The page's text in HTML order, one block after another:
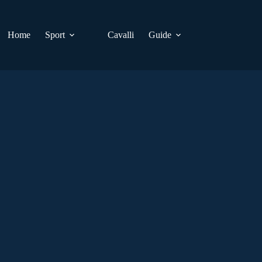
Home
Sport Cavalli Guide